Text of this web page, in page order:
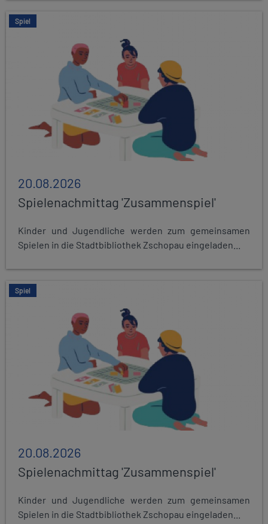
Spiel
20.08.2026
Spielenachmittag 'Zusammenspiel'
Kinder und Jugendliche werden zum gemeinsamen
Spielen in die Stadtbibliothek Zschopau eingeladen...
Spiel
20.08.2026
Spielenachmittag 'Zusammenspiel'
Kinder und Jugendliche werden zum gemeinsamen
Spielen in die Stadtbibliothek Zschopau eingeladen...